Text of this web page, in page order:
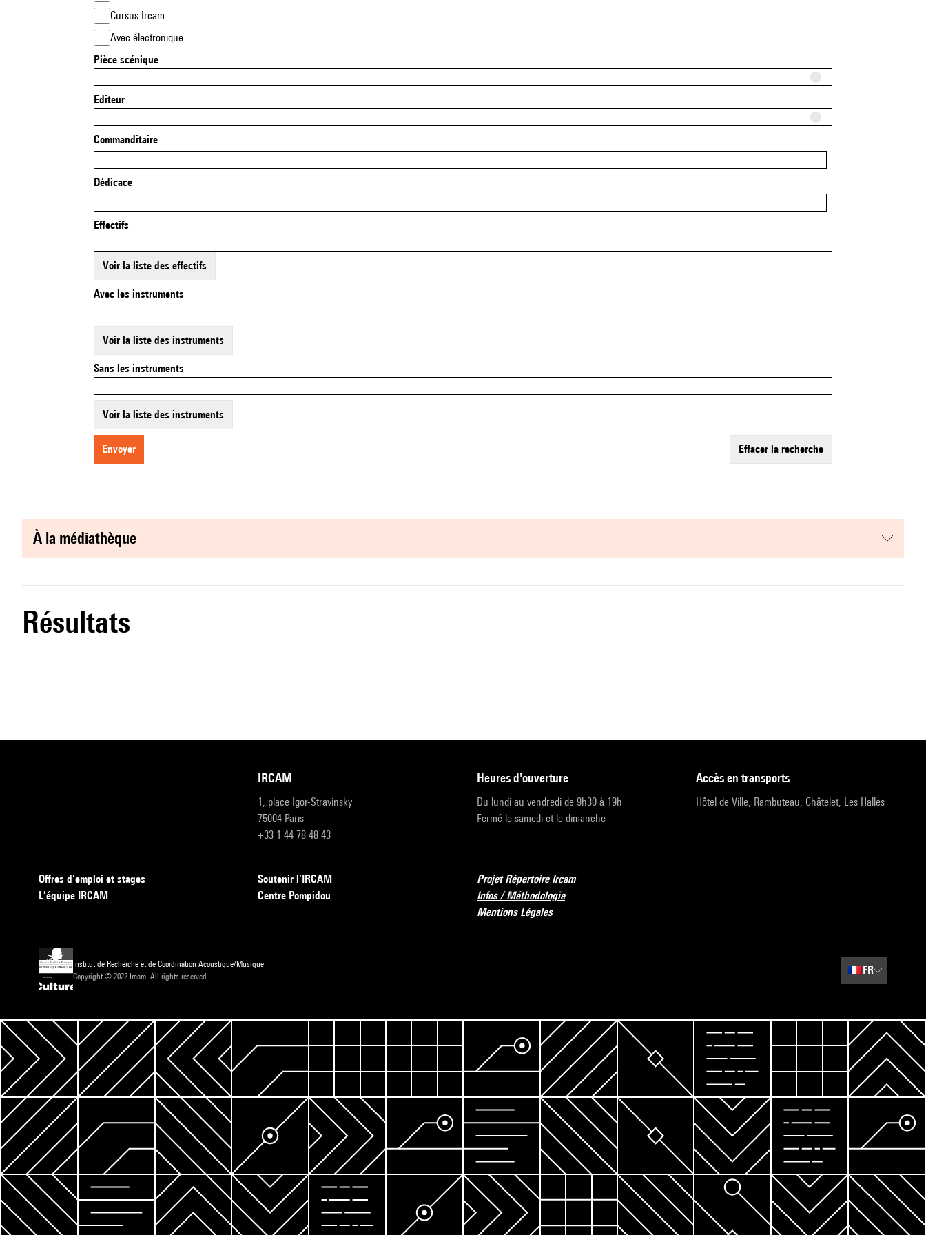
Cursus Ircam
Avec électronique
Pièce scénique
Editeur
Commanditaire
Dédicace
Effectifs
Voir la liste des effectifs
Avec les instruments
Voir la liste des instruments
Sans les instruments
Voir la liste des instruments
envoyer effacer la recherche
à la médiathèque
résultats
IRCAM
1, place Igor-Stravinsky
75004 Paris
+33 1 44 78 48 43
heures d'ouverture
Du lundi au vendredi de 9h30 à 19h
Fermé le samedi et le dimanche
accès en transports
Hôtel de Ville, Rambuteau, Châtelet, Les Halles
Offres d’emploi et stages
L’équipe IRCAM
Soutenir l’IRCAM
Centre Pompidou
Projet Répertoire Ircam
Infos / Méthodologie
Mentions Légales
Institut de Recherche et de Coordination Acoustique/Musique
Copyright © 2022 Ircam. All rights reserved.
🇫🇷 FR